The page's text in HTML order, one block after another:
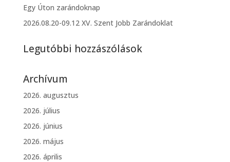
Egy Úton zarándoknap
2026.08.20-09.12 XV. Szent Jobb Zarándoklat
Legutóbbi hozzászólások
Archívum
2026. augusztus
2026. július
2026. június
2026. május
2026. április